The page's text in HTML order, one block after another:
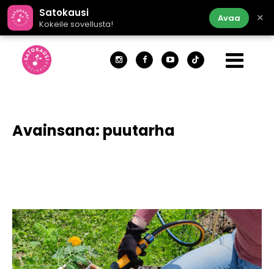
Satokausi
Kokeile sovellusta!
Avaa ×
Avainsana: puutarha